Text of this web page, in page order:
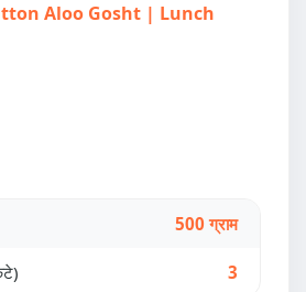
Aloo Gosht | Lunch
500 ग्राम
3